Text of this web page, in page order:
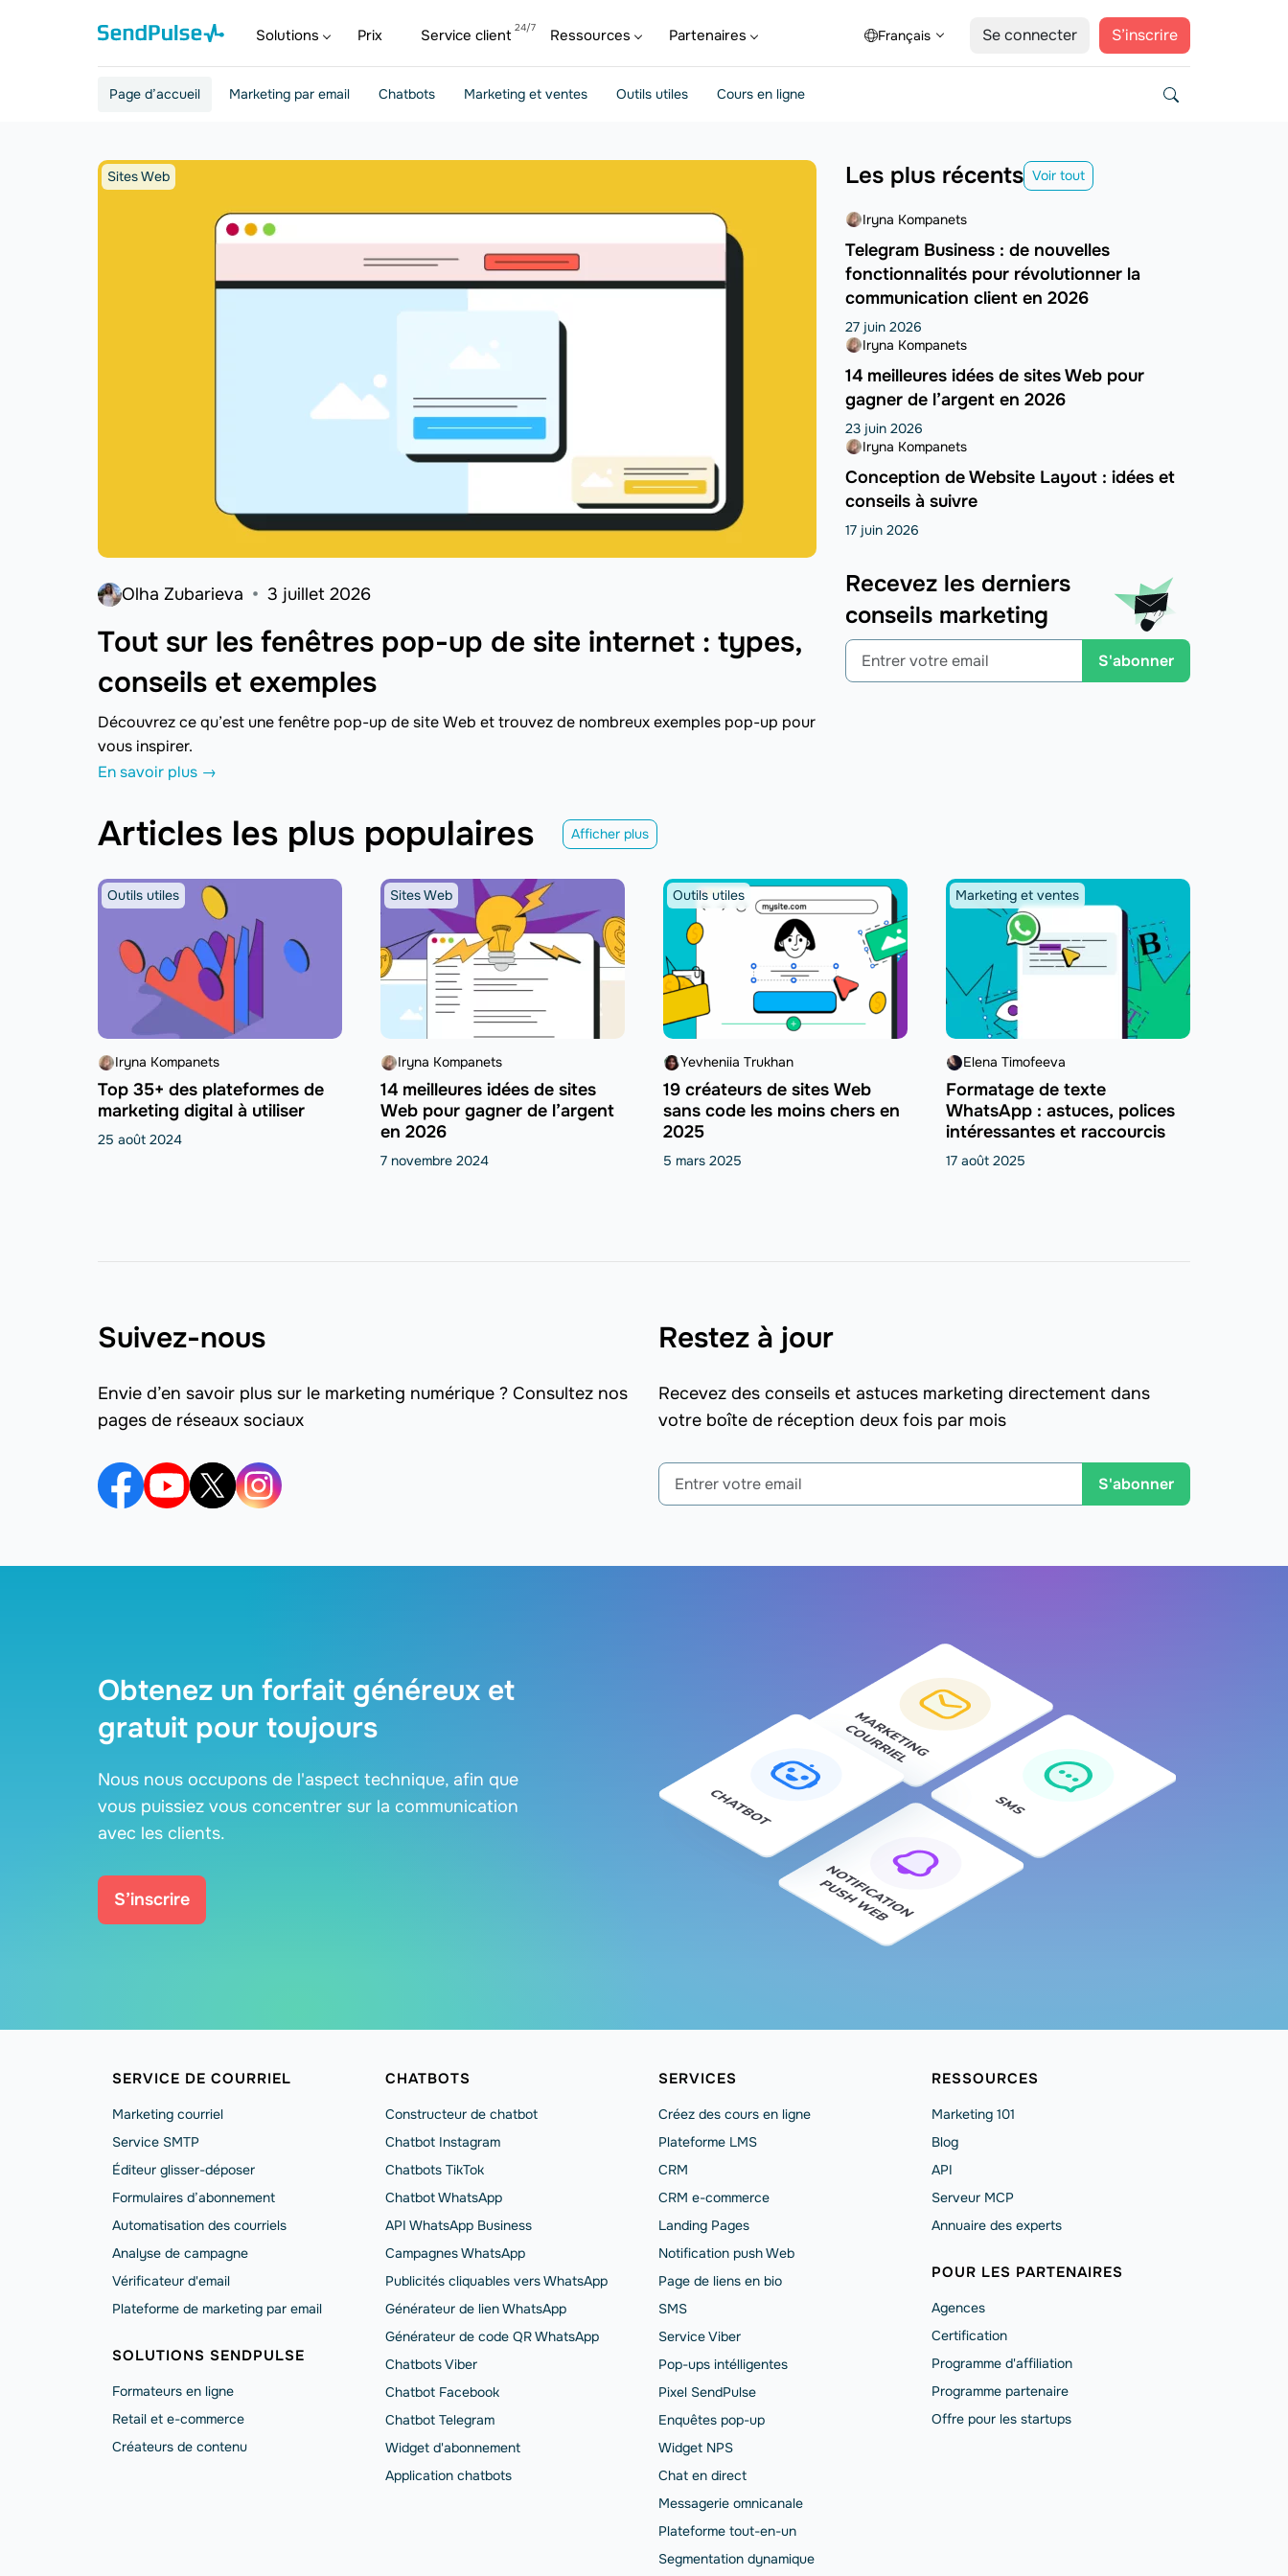
Français Se connecter S’inscrire
Solutions Prix Service client Ressources Partenaires
Page d’accueil Marketing par email Chatbots Marketing et ventes Outils utiles Cours en ligne
Sites Web
Olha Zubarieva 3 juillet 2026
Tout sur les fenêtres pop-up de site internet : types,
conseils et exemples
Découvrez ce qu’est une fenêtre pop-up de site Web et trouvez de nombreux exemples pop-up pour
vous inspirer.
En savoir plus →
Les plus récents Voir tout
Iryna Kompanets
Telegram Business : de nouvelles
fonctionnalités pour révolutionner la
communication client en 2026
27 juin 2026
Iryna Kompanets
14 meilleures idées de sites Web pour
gagner de l’argent en 2026
23 juin 2026
Iryna Kompanets
Conception de Website Layout : idées et
conseils à suivre
17 juin 2026
Recevez les derniers
conseils marketing
S'abonner
Articles les plus populaires Afficher plus
Outils utiles
Iryna Kompanets
Top 35+ des plateformes de
marketing digital à utiliser
25 août 2024
Sites Web
Iryna Kompanets
14 meilleures idées de sites
Web pour gagner de l’argent
en 2026
7 novembre 2024
Outils utiles
Yevheniia Trukhan
19 créateurs de sites Web
sans code les moins chers en
2025
5 mars 2025
Marketing et ventes
Elena Timofeeva
Formatage de texte
WhatsApp : astuces, polices
intéressantes et raccourcis
17 août 2025
Suivez-nous
Envie d’en savoir plus sur le marketing numérique ? Consultez nos
pages de réseaux sociaux
Restez à jour
Recevez des conseils et astuces marketing directement dans
votre boîte de réception deux fois par mois
S'abonner
Obtenez un forfait généreux et
gratuit pour toujours
Nous nous occupons de l'aspect technique, afin que
vous puissiez vous concentrer sur la communication
avec les clients.
S’inscrire
SERVICE DE COURRIEL
Marketing courriel
Service SMTP
Éditeur glisser-déposer
Formulaires d’abonnement
Automatisation des courriels
Analyse de campagne
Vérificateur d'email
Plateforme de marketing par email
SOLUTIONS SENDPULSE
Formateurs en ligne
Retail et e-commerce
Créateurs de contenu
CHATBOTS
Constructeur de chatbot
Chatbot Instagram
Chatbots TikTok
Chatbot WhatsApp
API WhatsApp Business
Campagnes WhatsApp
Publicités cliquables vers WhatsApp
Générateur de lien WhatsApp
Générateur de code QR WhatsApp
Chatbots Viber
Сhatbot Facebook
Chatbot Telegram
Widget d'abonnement
Application chatbots
SERVICES
Créez des cours en ligne
Plateforme LMS
CRM
CRM e-commerce
Landing Pages
Notification push Web
Page de liens en bio
SMS
Service Viber
Pop-ups intélligentes
Pixel SendPulse
Enquêtes pop-up
Widget NPS
Chat en direct
Messagerie omnicanale
Plateforme tout-en-un
Segmentation dynamique
RESSOURCES
Marketing 101
Blog
API
Serveur MCP
Annuaire des experts
POUR LES PARTENAIRES
Agences
Сertification
Programme d'affiliation
Programme partenaire
Offre pour les startups